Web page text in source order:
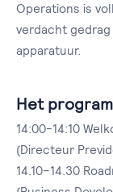
Operations is
verdacht
apparatuur.
Het
14:00-14:10
(Directeur
14.10–14.30